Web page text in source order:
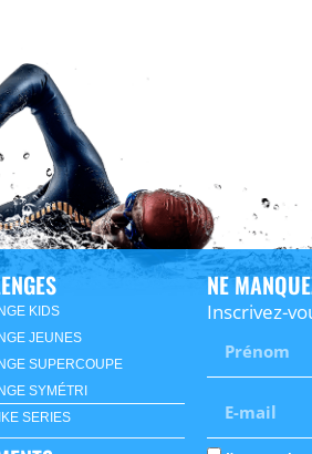
KIDS
JEUNES
SUPERCOUPE
SYMÉTRI
SERIES
NE
Inscrivez-